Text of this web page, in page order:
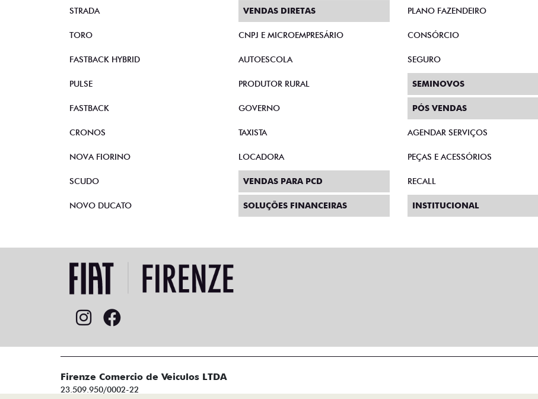
STRADA
TORO
FASTBACK HYBRID
PULSE
FASTBACK
CRONOS
NOVA FIORINO
SCUDO
NOVO DUCATO
VENDAS DIRETAS
CNPJ E MICROEMPRESÁRIO
AUTOESCOLA
PRODUTOR RURAL
GOVERNO
TAXISTA
LOCADORA
VENDAS PARA PCD
SOLUÇÕES FINANCEIRAS
PLANO FAZENDEIRO
CONSÓRCIO
SEGURO
SEMINOVOS
PÓS VENDAS
AGENDAR SERVIÇOS
PEÇAS E ACESSÓRIOS
RECALL
INSTITUCIONAL
Firenze Comercio de Veiculos LTDA
23.509.950/0002-22